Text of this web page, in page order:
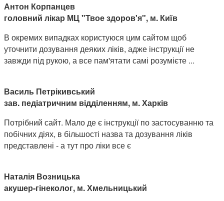
Антон Корпанцев
головний лікар МЦ "Твое здоров'я", м. Київ
В окремих випадках користуюся цим сайтом щоб
уточнити дозування деяких ліків, адже інструкції не
завжди під рукою, а все пам'ятати самі розумієте ...
Василь Петрікивський
зав. педіатричним відділенням, м. Харків
Потрібний сайт. Мало де є інструкції по застосуванню та
побічних діях, в більшості назва та дозування ліків
представлені - а тут про ліки все є
Наталія Возницька
акушер-гінеколог, м. Хмельницький